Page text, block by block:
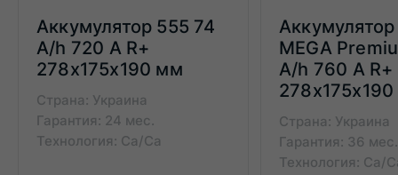
Аккумулятор 555 74
A/h 720 A R+
278x175x190 мм
Страна: Украина
Гарантия: 24 мес.
Технология: Ca/Ca
MEGA
A/h 760 A R+
Страна: Украина
Гарантия: 36 мес.
Технология: Ca/